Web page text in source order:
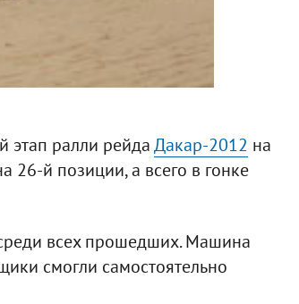
этап ралли рейдаДакар-2012 на
26-й позиции, а всего в гонке
всех прошедших. Машина
смогли самостоятельно